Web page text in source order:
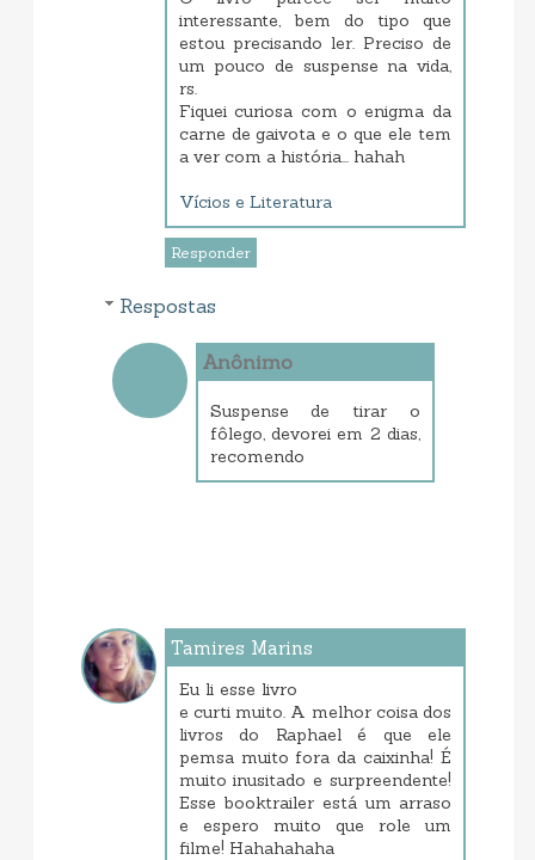
interessante, bem do tipo que
estou precisando ler. Preciso de
um pouco de suspense na vida,
rs.
Fiquei curiosa com o enigma da
carne de gaivota e o que ele tem
a ver com a história... hahah
Vícios e Literatura
Responder
Respostas
Anônimo
Suspense de tirar o
fôlego, devorei em 2 dias,
recomendo
Tamires Marins
Eu li esse livro
e curti muito. A melhor coisa dos
livros do Raphael é que ele
pemsa muito fora da caixinha! É
muito inusitado e surpreendente!
Esse booktrailer está um arraso
e espero muito que role um
filme! Hahahahaha